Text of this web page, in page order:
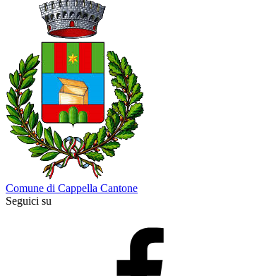
Comune di Cappella Cantone
Seguici su